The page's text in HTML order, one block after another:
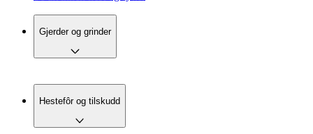
Gjerder og grinder
Hestefôr og tilskudd